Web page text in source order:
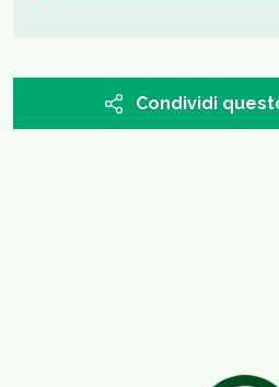
Condividi